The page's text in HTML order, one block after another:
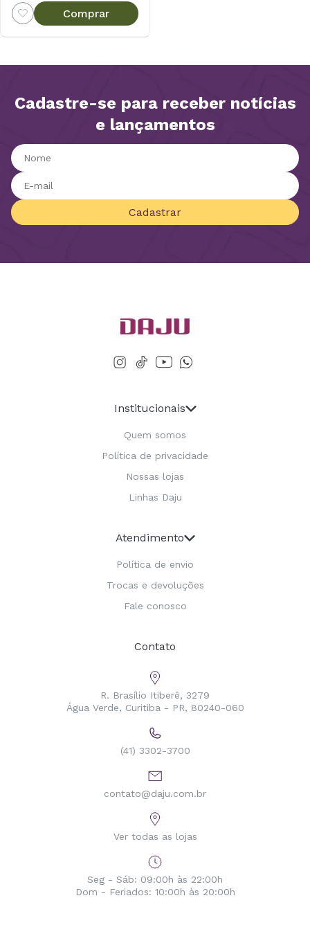
Comprar
Cadastre-se para receber notícias
e lançamentos
Cadastrar
Institucionais
Quem somos
Política de privacidade
Nossas lojas
Linhas Daju
Atendimento
Política de envio
Trocas e devoluções
Fale conosco
Contato
R. Brasílio Itiberê, 3279
Água Verde, Curitiba - PR, 80240-060
(41) 3302-3700
contato@daju.com.br
Ver todas as lojas
Seg - Sáb: 09:00h às 22:00h
Dom - Feriados: 10:00h às 20:00h